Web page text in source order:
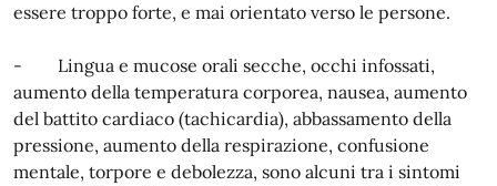
essere troppo forte, e mai orientato verso le persone.
- Lingua e mucose orali secche, occhi infossati,
aumento della temperatura corporea, nausea, aumento
del battito cardiaco (tachicardia), abbassamento della
pressione, aumento della respirazione, confusione
mentale, torpore e debolezza, sono alcuni tra i sintomi